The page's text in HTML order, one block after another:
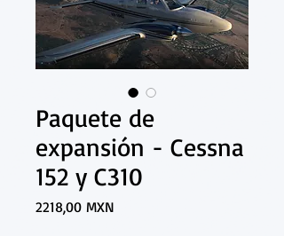
Paquete de
expansión - Cessna
152 y C310
2218,00 MXN